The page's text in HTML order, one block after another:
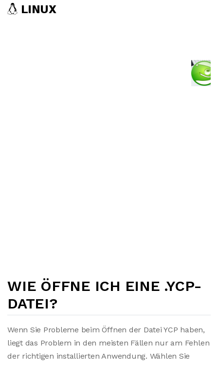
LINUX
WIE ÖFFNE ICH EINE .YCP-
DATEI?
Wenn Sie Probleme beim Öffnen der Datei YCP haben,
liegt das Problem in den meisten Fällen nur am Fehlen
der richtigen installierten Anwendung. Wählen Sie